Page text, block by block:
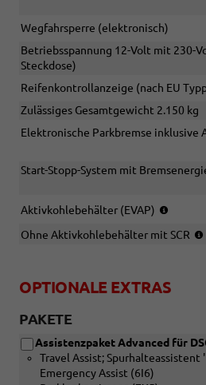
Wegfahrsperre (elektronisch)
Betriebsspannung 12-Volt mit 230-
Steckdose)
Reifenkontrollanzeige (nach EU
Zulässiges Gesamtgewicht 2.150 kg
Elektronische Parkbremse inklusive
Start-Stopp-System mit
Aktivkohlebehälter (EVAP)
Ohne Aktivkohlebehälter mit SCR
OPTIONALE EXTRAS
PAKETE
Assistenzpaket Advanced für
Travel Assist; Spurhalteassistent
Emergency Assist (6I6)